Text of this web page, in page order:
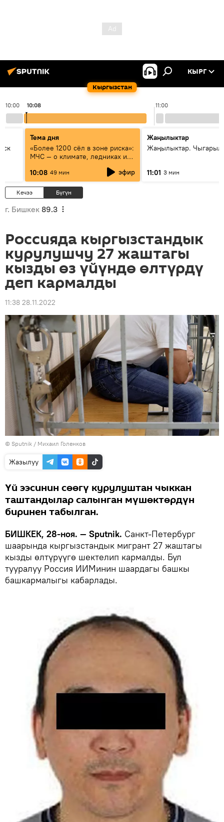
Кыргызстан
КЫРГ
10:00 11:00
10:08
Тема дня
«Более 1200 сёл в зоне риска»:
МЧС — о климате, ледниках и
населения
10:08 49 мин эфир
Жаңылыктар
Жаңылыктар.
11:01 3 мин
Кечээ Бүгүн
г. Бишкек 89.3
Россияда кыргызстандык
курулушчу 27 жаштагы
кызды өз үйүндө өлтүрдү
деп кармалды
11:38 28.11.2022
© Sputnik / Михаил Голенков
Жазылуу
Үй ээсинин сөөгү курулуштан чыккан
таштандылар салынган мүшөктөрдүн
биринен табылган.
БИШКЕК, 28-ноя. — Sputnik. Санкт-Петербург
шаарында кыргызстандык мигрант 27 жаштагы
кызды өлтүрүүгө шектелип кармалды. Бул
тууралуу Россия ИИМинин шаардагы башкы
башкармалыгы кабарлады.